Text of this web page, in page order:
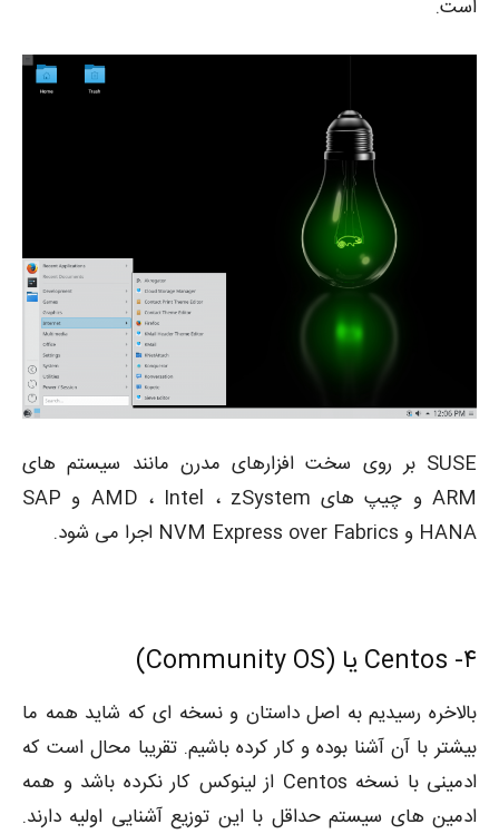
است.
SUSE بر روی سخت افزارهای مدرن مانند سیستم های
ARM و چیپ های AMD ، Intel ، zSystem و SAP
HANA و NVM Express over Fabrics اجرا می شود.
۴- Centos یا (Community OS)
بالاخره رسیدیم به اصل داستان و نسخه ای که شاید همه ما
بیشتر با آن آشنا بوده و کار کرده باشیم. تقریبا محال است که
ادمینی با نسخه Centos از لینوکس کار نکرده باشد و همه
ادمین های سیستم حداقل با این توزیع آشنایی اولیه دارند.